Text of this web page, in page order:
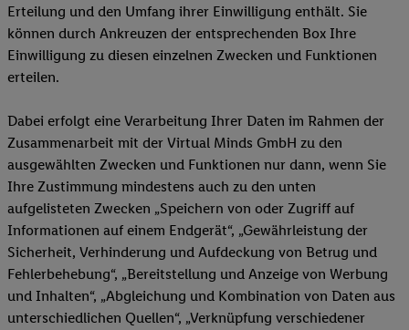
Erteilung und den Umfang ihrer Einwilligung enthält. Sie
können durch Ankreuzen der entsprechenden Box Ihre
Einwilligung zu diesen einzelnen Zwecken und Funktionen
erteilen.
Dabei erfolgt eine Verarbeitung Ihrer Daten im Rahmen der
Zusammenarbeit mit der Virtual Minds GmbH zu den
ausgewählten Zwecken und Funktionen nur dann, wenn Sie
Ihre Zustimmung mindestens auch zu den unten
aufgelisteten Zwecken „Speichern von oder Zugriff auf
Informationen auf einem Endgerät“, „Gewährleistung der
Sicherheit, Verhinderung und Aufdeckung von Betrug und
Fehlerbehebung“, „Bereitstellung und Anzeige von Werbung
und Inhalten“, „Abgleichung und Kombination von Daten aus
unterschiedlichen Quellen“, „Verknüpfung verschiedener